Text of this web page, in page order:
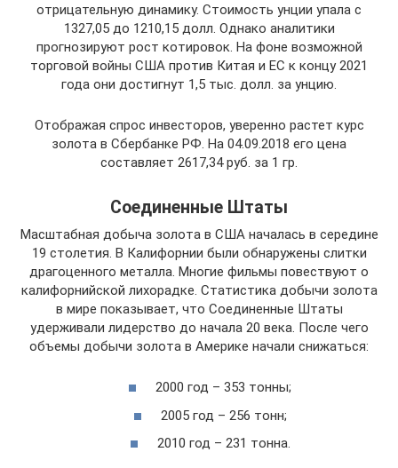
отрицательную динамику. Стоимость унции упала с
1327,05 до 1210,15 долл. Однако аналитики
прогнозируют рост котировок. На фоне возможной
торговой войны США против Китая и ЕС к концу 2021
года они достигнут 1,5 тыс. долл. за унцию.
Отображая спрос инвесторов, уверенно растет курс
золота в Сбербанке РФ. На 04.09.2018 его цена
составляет 2617,34 руб. за 1 гр.
Соединенные Штаты
Масштабная добыча золота в США началась в середине
19 столетия. В Калифорнии были обнаружены слитки
драгоценного металла. Многие фильмы повествуют о
калифорнийской лихорадке. Статистика добычи золота
в мире показывает, что Соединенные Штаты
удерживали лидерство до начала 20 века. После чего
объемы добычи золота в Америке начали снижаться:
2000 год – 353 тонны;
2005 год – 256 тонн;
2010 год – 231 тонна.